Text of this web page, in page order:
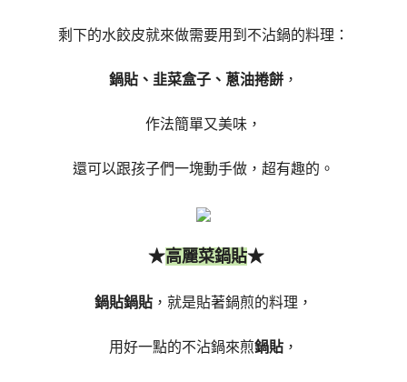
剩下的水餃皮就來做需要用到不沾鍋的料理：
鍋貼、韭菜盒子、蔥油捲餅 ，
作法簡單又美味，
還可以跟孩子們一塊動手做，超有趣的。
★高麗菜鍋貼★
鍋貼鍋貼 ，就是貼著鍋煎的料理，
用好一點的不沾鍋來煎鍋貼 ，